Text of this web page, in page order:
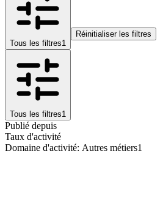
Tous les filtres1
Réinitialiser les filtres
Tous les filtres1
Publié depuis
Taux d'activité
Domaine d'activité: Autres métiers1